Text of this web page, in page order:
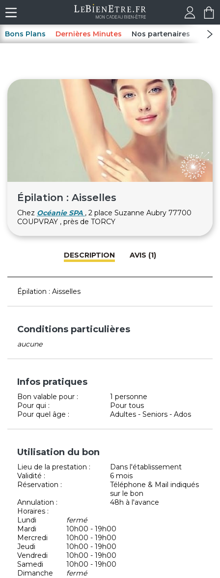
Bons Plans Dernières Minutes Nos partenaires Spas
Épilation : Aisselles
Chez Océanie SPA , 2 place Suzanne Aubry 77700
COUPVRAY , près de TORCY
DESCRIPTION AVIS (1)
Épilation : Aisselles
Conditions particulières
aucune
Infos pratiques
Bon valable pour :
1 personne
Pour qui :
Pour tous
Pour quel âge :
Adultes - Seniors - Ados
Utilisation du bon
Lieu de la prestation :
Dans l'établissement
Validité :
6 mois
Réservation :
Téléphone & Mail indiqués
sur le bon
Annulation :
48h à l'avance
Horaires :
Lundi
fermé
Mardi
10h00 - 19h00
Mercredi
10h00 - 19h00
Jeudi
10h00 - 19h00
Vendredi
10h00 - 19h00
Samedi
10h00 - 19h00
Dimanche
fermé